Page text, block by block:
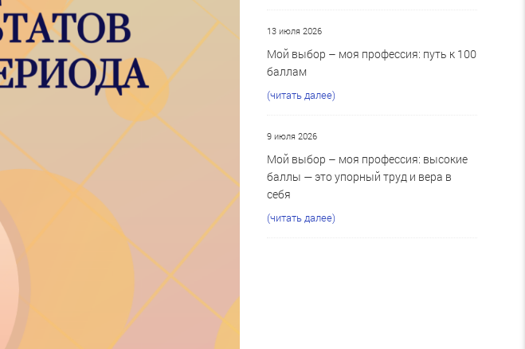
13 июля 2026
Мой выбор – моя профессия: путь к 100
баллам
(читать далее)
9 июля 2026
Мой выбор – моя профессия: высокие
баллы — это упорный труд и вера в
себя
(читать далее)